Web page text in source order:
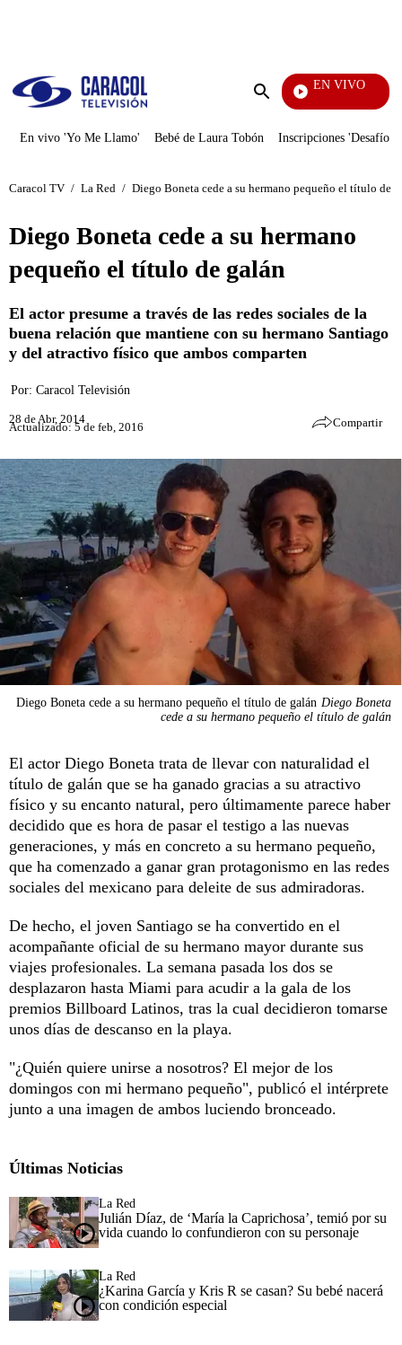
Enviar
EN VIVO
Sábados Felices
En vivo 'Yo Me Llamo' Bebé de Laura Tobón Inscripciones 'Desafío'
Caracol TV / La Red / Diego Boneta cede a su hermano pequeño el título de
Diego Boneta cede a su hermano
pequeño el título de galán
El actor presume a través de las redes sociales de la
buena relación que mantiene con su hermano Santiago
y del atractivo físico que ambos comparten
Por: Caracol Televisión
28 de Abr, 2014
Actualizado: 5 de feb, 2016 Compartir
Diego Boneta cede a su hermano pequeño el título de galán Diego Boneta
cede a su hermano pequeño el título de galán
El actor Diego Boneta trata de llevar con naturalidad el
título de galán que se ha ganado gracias a su atractivo
físico y su encanto natural, pero últimamente parece haber
decidido que es hora de pasar el testigo a las nuevas
generaciones, y más en concreto a su hermano pequeño,
que ha comenzado a ganar gran protagonismo en las redes
sociales del mexicano para deleite de sus admiradoras.
De hecho, el joven Santiago se ha convertido en el
acompañante oficial de su hermano mayor durante sus
viajes profesionales. La semana pasada los dos se
desplazaron hasta Miami para acudir a la gala de los
premios Billboard Latinos, tras la cual decidieron tomarse
unos días de descanso en la playa.
"¿Quién quiere unirse a nosotros? El mejor de los
domingos con mi hermano pequeño", publicó el intérprete
junto a una imagen de ambos luciendo bronceado.
Últimas Noticias
La Red
Julián Díaz, de ‘María la Caprichosa’, temió por su
vida cuando lo confundieron con su personaje
La Red
¿Karina García y Kris R se casan? Su bebé nacerá
con condición especial